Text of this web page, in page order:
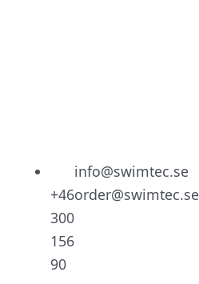
+46
300
156
90
info@swimtec.se
order@swimtec.se